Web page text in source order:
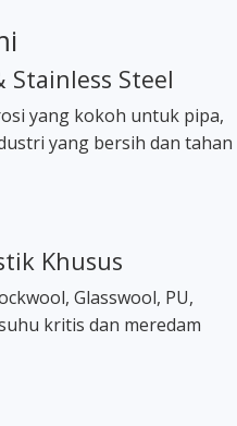
Steel
yang kokoh untuk pipa,
yang bersih dan tahan
Khusus
Glasswool, PU,
kritis dan meredam